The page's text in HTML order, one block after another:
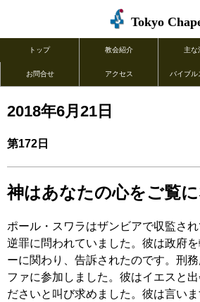
Tokyo
トップ 教会紹介 主な
お問合せ アクセス バイブル
2018年6月21日
第172日
神はあなたの心をご覧
ポール・スワラはザンビアで収監さ
逆罪に問われていました。彼は政府
ーに関わり、告訴されたのです。刑
ファに参加しました。彼はイエスと
ださいと叫び求めました。彼は言い